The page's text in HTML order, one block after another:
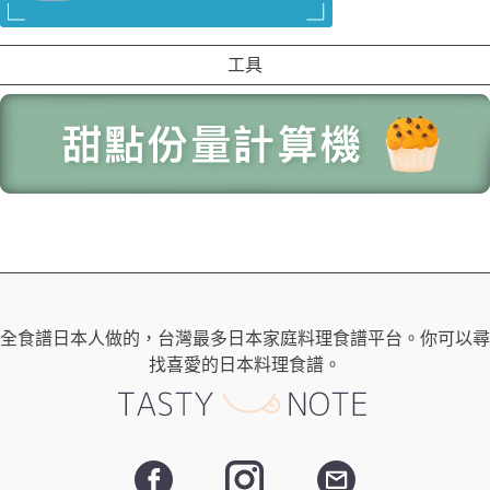
工具
全食譜日本人做的，台灣最多日本家庭料理食譜平台。你可以尋
找喜愛的日本料理食譜。